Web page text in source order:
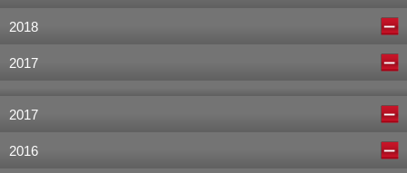
2018
2017
2017
2016